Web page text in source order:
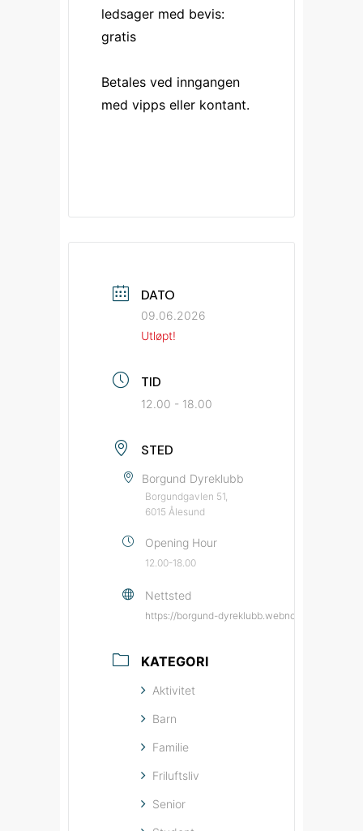
ledsager med bevis:
gratis
Betales ved inngangen
med vipps eller kontant.
DATO
09.06.2026
Utløpt!
TID
12.00 - 18.00
STED
Borgund Dyreklubb
Borgundgavlen 51,
6015 Ålesund
Opening Hour
12.00-18.00
Nettsted
https://borgund-dyreklubb.webnode.page/
KATEGORI
Aktivitet
Barn
Familie
Friluftsliv
Senior